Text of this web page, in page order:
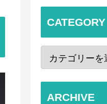
CATEGORY
ARCHIVE